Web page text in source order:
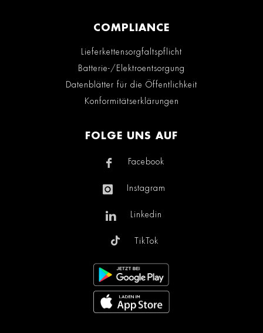
COMPLIANCE
Lieferkettensorgfaltspflicht
Batterie-/Elektroentsorgung
Datenblätter für die Öffentlichkeit
Konformitätserklärungen
FOLGE UNS AUF
Facebook
Instagram
Linkedin
TikTok